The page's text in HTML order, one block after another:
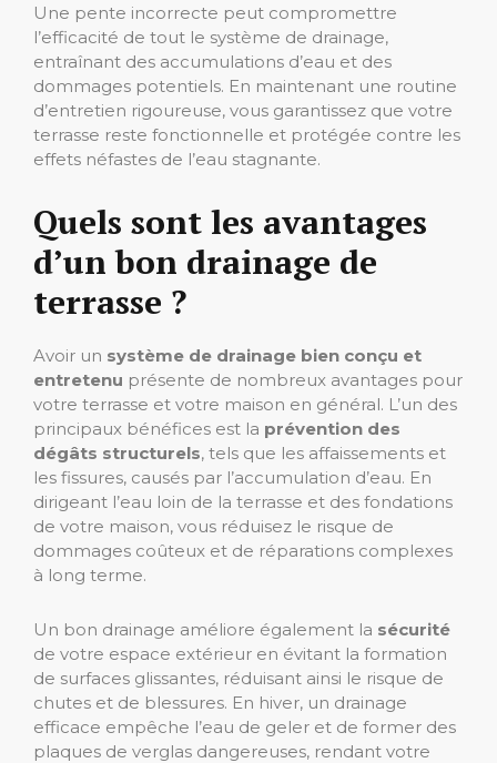
Une pente incorrecte peut compromettre
l’efficacité de tout le système de drainage,
entraînant des accumulations d’eau et des
dommages potentiels. En maintenant une routine
d’entretien rigoureuse, vous garantissez que votre
terrasse reste fonctionnelle et protégée contre les
effets néfastes de l’eau stagnante.
Quels sont les avantages
d’un bon drainage de
terrasse ?
Avoir un système de drainage bien conçu et
entretenu présente de nombreux avantages pour
votre terrasse et votre maison en général. L’un des
principaux bénéfices est la prévention des
dégâts structurels, tels que les affaissements et
les fissures, causés par l’accumulation d’eau. En
dirigeant l’eau loin de la terrasse et des fondations
de votre maison, vous réduisez le risque de
dommages coûteux et de réparations complexes
à long terme.
Un bon drainage améliore également la sécurité
de votre espace extérieur en évitant la formation
de surfaces glissantes, réduisant ainsi le risque de
chutes et de blessures. En hiver, un drainage
efficace empêche l’eau de geler et de former des
plaques de verglas dangereuses, rendant votre